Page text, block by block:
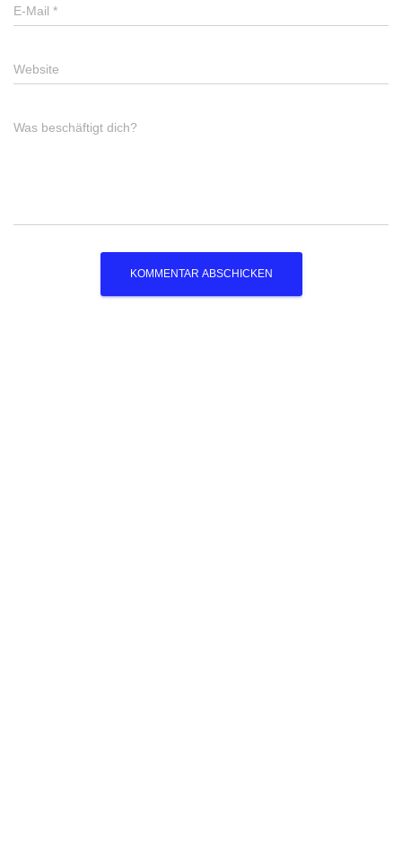
E-Mail *
Website
Was beschäftigt dich?